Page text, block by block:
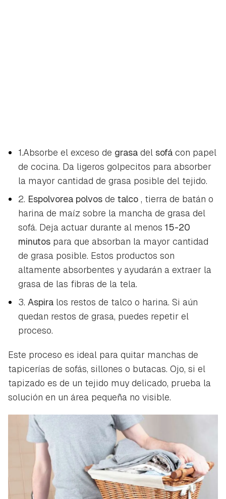
1.Absorbe el exceso de grasa del sofá con papel
de cocina. Da ligeros golpecitos para absorber
la mayor cantidad de grasa posible del tejido.
2. Espolvorea polvos de talco , tierra de batán o
harina de maíz sobre la mancha de grasa del
sofá. Deja actuar durante al menos 15-20
minutos para que absorban la mayor cantidad
de grasa posible. Estos productos son
altamente absorbentes y ayudarán a extraer la
grasa de las fibras de la tela.
3. Aspira los restos de talco o harina. Si aún
quedan restos de grasa, puedes repetir el
proceso.
Este proceso es ideal para quitar manchas de
tapicerías de sofás, sillones o butacas. Ojo, si el
tapizado es de un tejido muy delicado, prueba la
solución en un área pequeña no visible.